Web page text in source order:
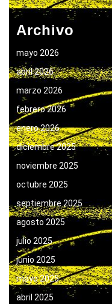
Archivo
mayo 2026
abril 2026
marzo 2026
febrero 2026
enero 2026
diciembre 2025
noviembre 2025
octubre 2025
septiembre 2025
agosto 2025
julio 2025
junio 2025
mayo 2025
abril 2025